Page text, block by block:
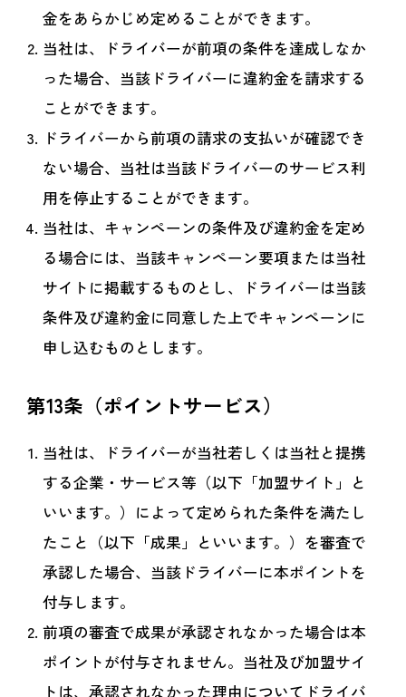
金をあらかじめ定めることができます。
当社は、ドライバーが前項の条件を達成しなか
った場合、当該ドライバーに違約金を請求する
ことができます。
ドライバーから前項の請求の支払いが確認でき
ない場合、当社は当該ドライバーのサービス利
用を停止することができます。
当社は、キャンペーンの条件及び違約金を定め
る場合には、当該キャンペーン要項または当社
サイトに掲載するものとし、ドライバーは当該
条件及び違約金に同意した上でキャンペーンに
申し込むものとします。
第13条（ポイントサービス）
当社は、ドライバーが当社若しくは当社と提携
する企業・サービス等（以下「加盟サイト」と
いいます。）によって定められた条件を満たし
たこと（以下「成果」といいます。）を審査で
承認した場合、当該ドライバーに本ポイントを
付与します。
前項の審査で成果が承認されなかった場合は本
ポイントが付与されません。当社及び加盟サイ
トは、承認されなかった理由についてドライバ